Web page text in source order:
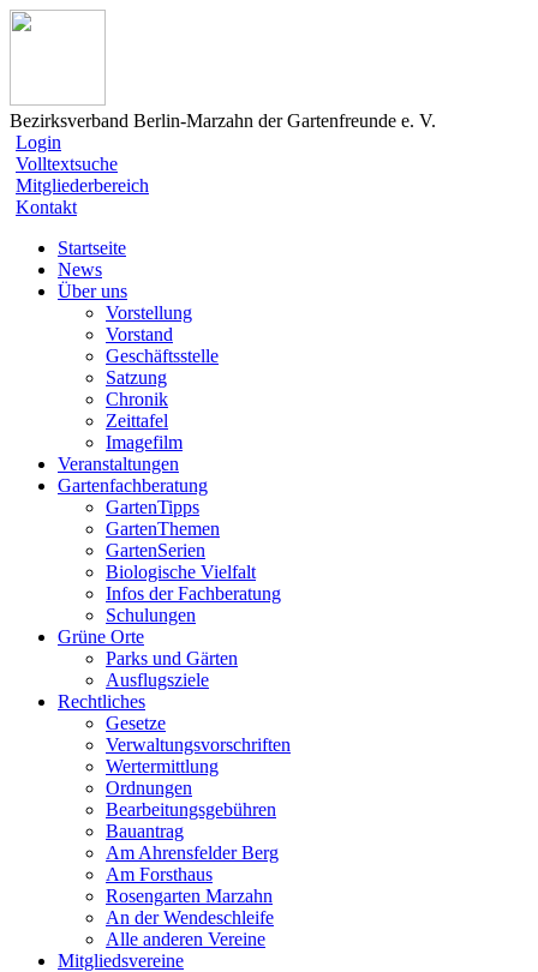
Bezirksverband Berlin-Marzahn der Gartenfreunde e. V.
Login
Volltextsuche
Mitgliederbereich
Kontakt
Startseite
News
Über uns
Vorstellung
Vorstand
Geschäftsstelle
Satzung
Chronik
Zeittafel
Imagefilm
Veranstaltungen
Gartenfachberatung
GartenTipps
GartenThemen
GartenSerien
Biologische Vielfalt
Infos der Fachberatung
Schulungen
Grüne Orte
Parks und Gärten
Ausflugsziele
Rechtliches
Gesetze
Verwaltungsvorschriften
Wertermittlung
Ordnungen
Bearbeitungsgebühren
Bauantrag
Am Ahrensfelder Berg
Am Forsthaus
Rosengarten Marzahn
An der Wendeschleife
Alle anderen Vereine
Mitgliedsvereine